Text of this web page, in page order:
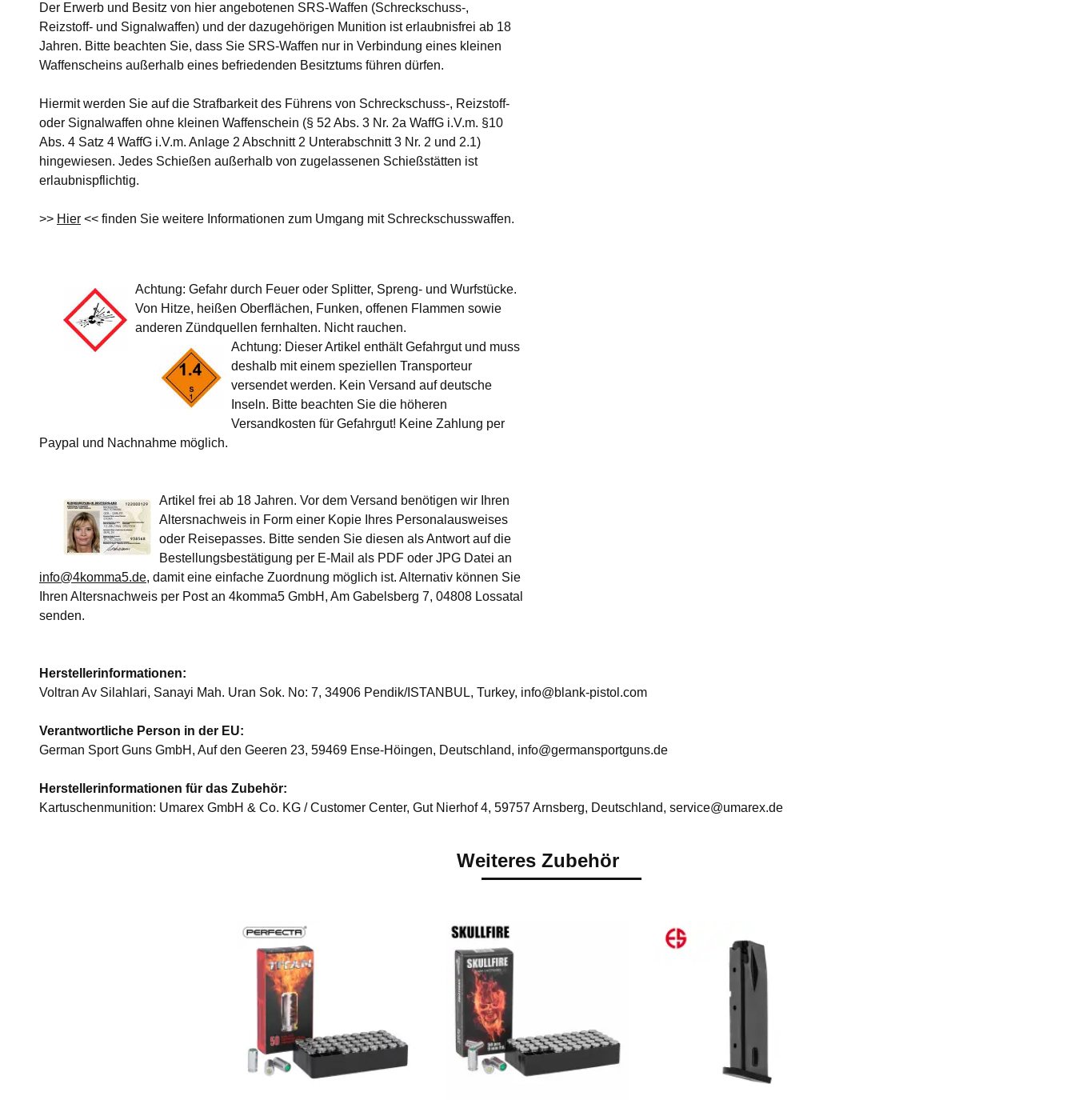
Der Erwerb und Besitz von hier angebotenen SRS-Waffen (Schreckschuss-,
Reizstoff- und Signalwaffen) und der dazugehörigen Munition ist erlaubnisfrei ab 18
Jahren. Bitte beachten Sie, dass Sie SRS-Waffen nur in Verbindung eines kleinen
Waffenscheins außerhalb eines befriedenden Besitztums führen dürfen.
Hiermit werden Sie auf die Strafbarkeit des Führens von Schreckschuss-, Reizstoff-
oder Signalwaffen ohne kleinen Waffenschein (§ 52 Abs. 3 Nr. 2a WaffG i.V.m. §10
Abs. 4 Satz 4 WaffG i.V.m. Anlage 2 Abschnitt 2 Unterabschnitt 3 Nr. 2 und 2.1)
hingewiesen. Jedes Schießen außerhalb von zugelassenen Schießstätten ist
erlaubnispflichtig.
>> Hier << finden Sie weitere Informationen zum Umgang mit Schreckschusswaffen.
Achtung: Gefahr durch Feuer oder Splitter, Spreng- und Wurfstücke.
Von Hitze, heißen Oberflächen, Funken, offenen Flammen sowie
anderen Zündquellen fernhalten. Nicht rauchen.
Achtung: Dieser Artikel enthält Gefahrgut und muss
deshalb mit einem speziellen Transporteur
versendet werden. Kein Versand auf deutsche
Inseln. Bitte beachten Sie die höheren
Versandkosten für Gefahrgut! Keine Zahlung per
Paypal und Nachnahme möglich.
Artikel frei ab 18 Jahren. Vor dem Versand benötigen wir Ihren
Altersnachweis in Form einer Kopie Ihres Personalausweises
oder Reisepasses. Bitte senden Sie diesen als Antwort auf die
Bestellungsbestätigung per E-Mail als PDF oder JPG Datei an
info@4komma5.de, damit eine einfache Zuordnung möglich ist. Alternativ können Sie
Ihren Altersnachweis per Post an 4komma5 GmbH, Am Gabelsberg 7, 04808 Lossatal
senden.
Herstellerinformationen:
Voltran Av Silahlari, Sanayi Mah. Uran Sok. No: 7, 34906 Pendik/ISTANBUL, Turkey, info@blank-pistol.com
Verantwortliche Person in der EU:
German Sport Guns GmbH, Auf den Geeren 23, 59469 Ense-Höingen, Deutschland, info@germansportguns.de
Herstellerinformationen für das Zubehör:
Kartuschenmunition: Umarex GmbH & Co. KG / Customer Center, Gut Nierhof 4, 59757 Arnsberg, Deutschland, service@umarex.de
Weiteres Zubehör